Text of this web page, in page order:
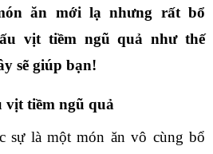
ăn mới lạ nhưng rất bổ
vịt tiềm ngũ quả như thế
sẽ giúp bạn!
vịt tiềm ngũ quả
sự là một món ăn vô cùng bổ